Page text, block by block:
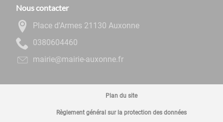
Nous contacter
Place d'Armes 21130 Auxonne
0644060830
rf.ennoxua-eiriam@eiriam
Plan du site
Règlement général sur la protection des données